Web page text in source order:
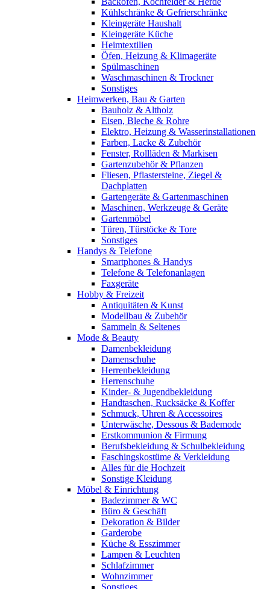
Kühlschränke & Gefrierschränke
Kleingeräte Haushalt
Kleingeräte Küche
Heimtextilien
Öfen, Heizung & Klimageräte
Spülmaschinen
Waschmaschinen & Trockner
Sonstiges
Heimwerken, Bau & Garten
Bauholz & Altholz
Eisen, Bleche & Rohre
Elektro, Heizung & Wasserinstallationen
Farben, Lacke & Zubehör
Fenster, Rollläden & Markisen
Gartenzubehör & Pflanzen
Fliesen, Pflastersteine, Ziegel &
Dachplatten
Gartengeräte & Gartenmaschinen
Maschinen, Werkzeuge & Geräte
Gartenmöbel
Türen, Türstöcke & Tore
Sonstiges
Handys & Telefone
Smartphones & Handys
Telefone & Telefonanlagen
Faxgeräte
Hobby & Freizeit
Antiquitäten & Kunst
Modellbau & Zubehör
Sammeln & Seltenes
Mode & Beauty
Damenbekleidung
Damenschuhe
Herrenbekleidung
Herrenschuhe
Kinder- & Jugendbekleidung
Handtaschen, Rucksäcke & Koffer
Schmuck, Uhren & Accessoires
Unterwäsche, Dessous & Bademode
Erstkommunion & Firmung
Berufsbekleidung & Schulbekleidung
Faschingskostüme & Verkleidung
Alles für die Hochzeit
Sonstige Kleidung
Möbel & Einrichtung
Badezimmer & WC
Büro & Geschäft
Dekoration & Bilder
Garderobe
Küche & Esszimmer
Lampen & Leuchten
Schlafzimmer
Wohnzimmer
Sonstiges